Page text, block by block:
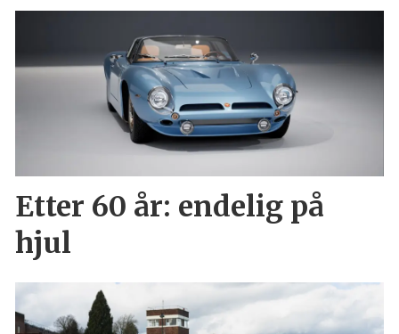
Etter 60 år: endelig på
hjul